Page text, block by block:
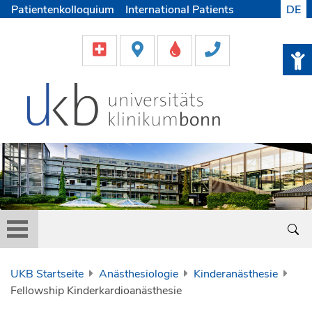
Patientenkolloquium
International Patients
Helfen & Spenden
Medien
DE
UKB Startseite Anästhesiologie
Kinderanästhesie
Fellowship Kinderkardioanästhesie